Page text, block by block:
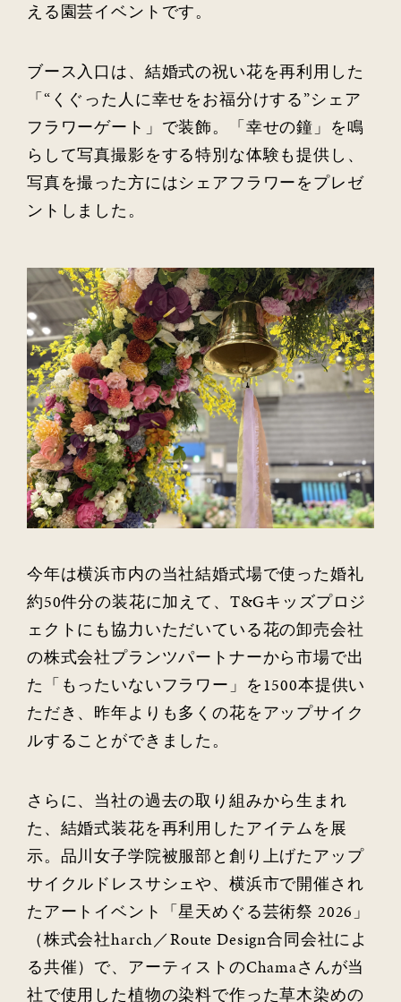
える園芸イベントです。
ブース入口は、結婚式の祝い花を再利用した
「“くぐった人に幸せをお福分けする”シェア
フラワーゲート」で装飾。「幸せの鐘」を鳴
らして写真撮影をする特別な体験も提供し、
写真を撮った方にはシェアフラワーをプレゼ
ントしました。
今年は横浜市内の当社結婚式場で使った婚礼
約50件分の装花に加えて、T&Gキッズプロジ
ェクトにも協力いただいている花の卸売会社
の株式会社プランツパートナーから市場で出
た「もったいないフラワー」を1500本提供い
ただき、昨年よりも多くの花をアップサイク
ルすることができました。
さらに、当社の過去の取り組みから生まれ
た、結婚式装花を再利用したアイテムを展
示。品川女子学院被服部と創り上げたアップ
サイクルドレスサシェや、横浜市で開催され
たアートイベント「星天めぐる芸術祭 2026」
（株式会社harch／Route Design合同会社によ
る共催）で、アーティストのChamaさんが当
社で使用した植物の染料で作った草木染めの